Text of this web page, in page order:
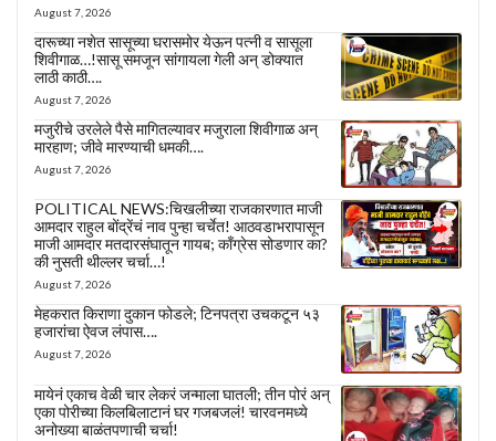
August 7, 2026
दारूच्या नशेत सासूच्या घरासमोर येऊन पत्नी व सासूला
शिवीगाळ…!सासू समजून सांगायला गेली अन् डोक्यात
लाठी काठी….
August 7, 2026
मजुरीचे उरलेले पैसे मागितल्यावर मजुराला शिवीगाळ अन्
मारहाण; जीवे मारण्याची धमकी….
August 7, 2026
POLITICAL NEWS:चिखलीच्या राजकारणात माजी
आमदार राहुल बोंद्रेंचं नाव पुन्हा चर्चेत! आठवडाभरापासून
माजी आमदार मतदारसंघातून गायब; काँग्रेस सोडणार का?
की नुसती थील्लर चर्चा…!
August 7, 2026
मेहकरात किराणा दुकान फोडले; टिनपत्रा उचकटून ५३
हजारांचा ऐवज लंपास….
August 7, 2026
मायेनं एकाच वेळी चार लेकरं जन्माला घातली; तीन पोरं अन्
एका पोरीच्या किलबिलाटानं घर गजबजलं! चारवनमध्ये
अनोख्या बाळंतपणाची चर्चा!